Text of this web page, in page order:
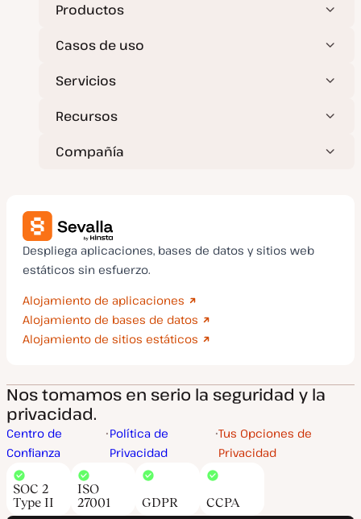
Productos
Casos de uso
Servicios
Recursos
Compañía
Despliega aplicaciones, bases de datos y sitios web
estáticos sin esfuerzo.
Alojamiento de aplicaciones
Alojamiento de bases de datos
Alojamiento de sitios estáticos
Nos tomamos en serio la seguridad y la
privacidad.
Centro de
Confianza
Política de
Privacidad
Tus Opciones de
Privacidad
SOC 2
Type II
ISO
27001
GDPR CCPA